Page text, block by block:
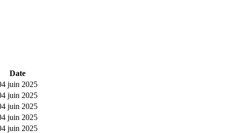
Date
juin 2025
juin 2025
juin 2025
juin 2025
juin 2025